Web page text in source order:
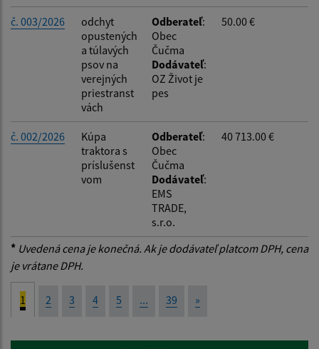
č. 003/2026
odchyt
opustených
a túlavých
psov na
verejných
priestranst
vách
Odberateľ:
Obec
Čučma
Dodávateľ:
OZ Život je
pes
50.00 €
č. 002/2026
Kúpa
traktora s
príslušenst
vom
Odberateľ:
Obec
Čučma
Dodávateľ:
EMS
TRADE,
s.r.o.
40 713.00 €
* Uvedená cena je konečná. Ak je dodávateľ platcom DPH, cena
je vrátane DPH.
1 2 3 4 5 ... 39 »